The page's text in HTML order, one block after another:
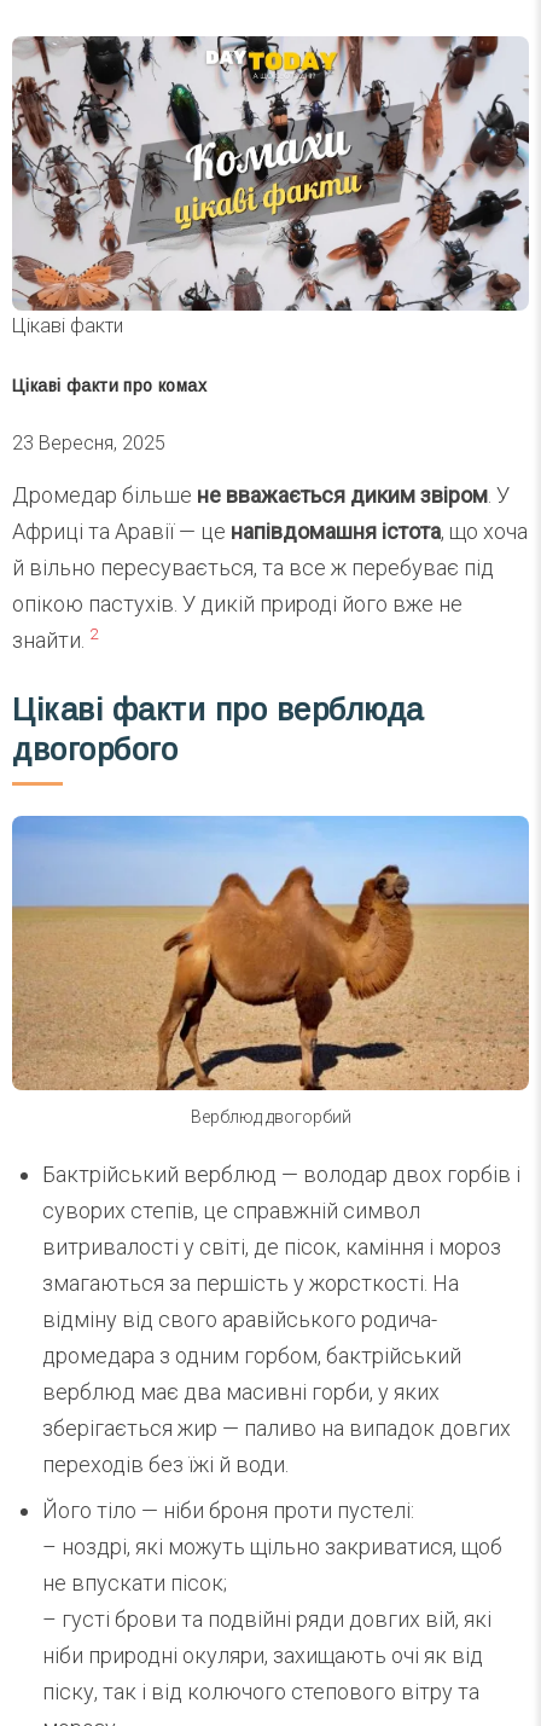
Цікаві факти
Цікаві факти про комах
23 Вересня, 2025
Дромедар більше не вважається диким звіром . У
Африці та Аравії — це напівдомашня істота, що хоча
й вільно пересувається, та все ж перебуває під
опікою пастухів. У дикій природі його вже не
знайти. 2
Цікаві факти про верблюда
двогорбого
Верблюд двогорбий
Бактрійський верблюд — володар двох горбів і
суворих степів, це справжній символ
витривалості у світі, де пісок, каміння і мороз
змагаються за першість у жорсткості. На
відміну від свого аравійського родича-
дромедара з одним горбом, бактрійський
верблюд має два масивні горби, у яких
зберігається жир — паливо на випадок довгих
переходів без їжі й води.
Його тіло — ніби броня проти пустелі:
– ноздрі, які можуть щільно закриватися, щоб
не впускати пісок;
– густі брови та подвійні ряди довгих вій, які
ніби природні окуляри, захищають очі як від
піску, так і від колючого степового вітру та